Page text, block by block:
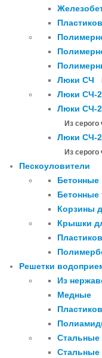
Люки СЧ
Люки СЧ-
Люки СЧ-
Из серого
Люки СЧ-
Из серого
Пескоуловители
Бетонные
Бетонные
Корзины
Крышки
Решетки
Из
Медные
Стальные
Стальные